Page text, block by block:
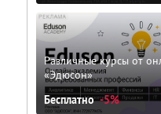
Различные курсы от
«Эдюсон»
Бесплатно -5%